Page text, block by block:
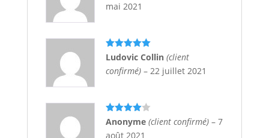
mai 2021
Note5sur
Ludovic Collin (client
confirmé) – 22 juillet 2021
Note4
sur 5
Anonyme (client confirmé) – 7
août 2021